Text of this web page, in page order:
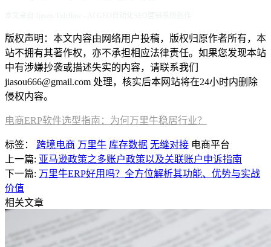
版权声明：本文内容由网络用户投稿，版权归原作者所有，本
站不拥有其著作权，亦不承担相应法律责任。如果您发现本站
中有涉嫌抄袭或描述失实的内容，请联系我们
jiasou666@gmail.com 处理，核实后本网站将在24小时内删除
侵权内容。
电商ERP软件选型指南：为何万里牛稳居行业？
标签： 跨境电商 万里牛 库存数据 无缝对接 电商平台
上一篇: 亚马逊政策之多账户政策以及关联账户申诉指南
下一篇: 万里牛ERP好用吗？全方位解析其功能、优势与实战
价值
相关文章